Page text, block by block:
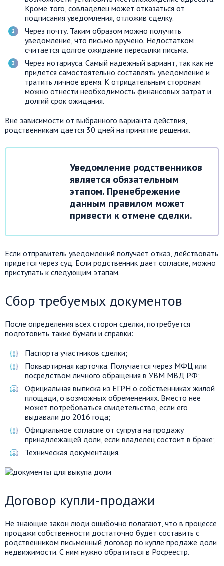
Кроме того, совладелец может отказаться от
подписания уведомления, отложив сделку.
Через почту. Таким образом можно получить
уведомление, что письмо вручено. Недостатком
считается долгое ожидание пересылки письма.
Через нотариуса. Самый надежный вариант, так как не
придется самостоятельно составлять уведомление и
тратить личное время. К отрицательным сторонам
можно отнести необходимость финансовых затрат и
долгий срок ожидания.
Вне зависимости от выбранного варианта действия,
родственникам дается 30 дней на принятие решения.
Уведомление родственников
является обязательным
этапом. Пренебрежение
данным правилом может
привести к отмене сделки.
Если отправитель уведомлений получает отказ, действовать
придется через суд. Если родственник дает согласие, можно
приступать к следующим этапам.
Сбор требуемых документов
После определения всех сторон сделки, потребуется
подготовить такие бумаги и справки:
Паспорта участников сделки;
Поквартирная карточка. Получается через МФЦ или
посредством личного обращения в УВМ МВД РФ;
Официальная выписка из ЕГРН о собственниках жилой
площади, о возможных обременениях. Вместо нее
может потребоваться свидетельство, если его
выдавали до 2016 года;
Официальное согласие от супруга на продажу
принадлежащей доли, если владелец состоит в браке;
Техническая документация.
Договор купли-продажи
Не знающие закон люди ошибочно полагают, что в процессе
продажи собственности достаточно будет составить с
родственником письменный договор по купле продаже доли
недвижимости. С ним нужно обратиться в Росреестр.